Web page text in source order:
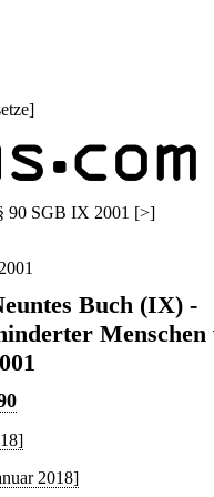
]
90 SGB IX 2001 [>]
Buch (IX) -
Menschen
2018]